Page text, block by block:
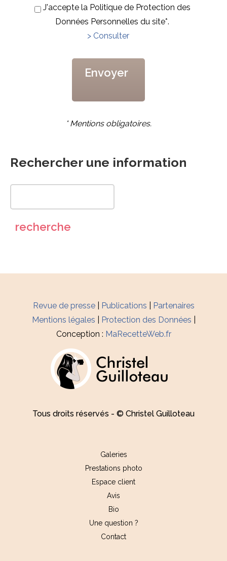
J'accepte la Politique de Protection des
Données Personnelles du site*.
> Consulter
* Mentions obligatoires.
Rechercher une information
Revue de presse| Publications
Partenaires
Mentions légales
Protection des Données
Conception : MaRecetteWeb.fr
Tous droits réservés - © Christel Guilloteau
Galeries
Prestations photo
Espace client
Avis
Bio
Une question ?
Contact